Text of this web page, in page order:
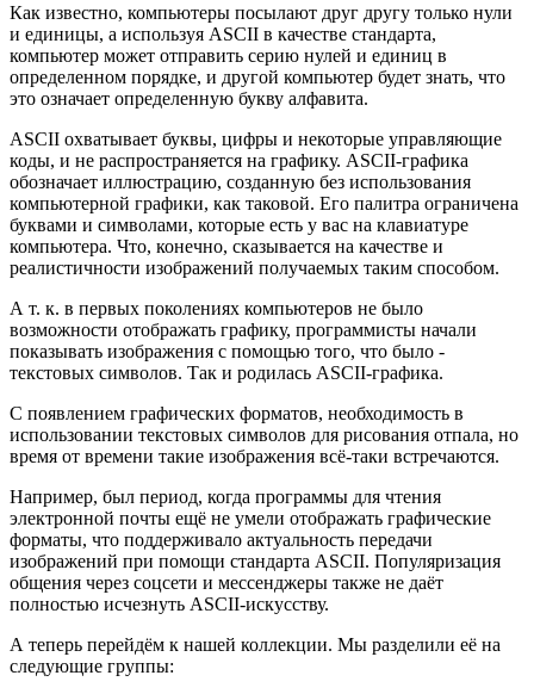
Как известно, компьютеры посылают друг другу только нули
и единицы, а используя ASCII в качестве стандарта,
компьютер может отправить серию нулей и единиц в
определенном порядке, и другой компьютер будет знать, что
это означает определенную букву алфавита.
ASCII охватывает буквы, цифры и некоторые управляющие
коды, и не распространяется на графику. ASCII-графика
обозначает иллюстрацию, созданную без использования
компьютерной графики, как таковой. Его палитра ограничена
буквами и символами, которые есть у вас на клавиатуре
компьютера. Что, конечно, сказывается на качестве и
реалистичности изображений получаемых таким способом.
А т. к. в первых поколениях компьютеров не было
возможности отображать графику, программисты начали
показывать изображения с помощью того, что было -
текстовых символов. Так и родилась ASCII-графика.
С появлением графических форматов, необходимость в
использовании текстовых символов для рисования отпала, но
время от времени такие изображения всё-таки встречаются.
Например, был период, когда программы для чтения
электронной почты ещё не умели отображать графические
форматы, что поддерживало актуальность передачи
изображений при помощи стандарта ASCII. Популяризация
общения через соцсети и мессенджеры также не даёт
полностью исчезнуть ASCII-искусству.
А теперь перейдём к нашей коллекции. Мы разделили её на
следующие группы: